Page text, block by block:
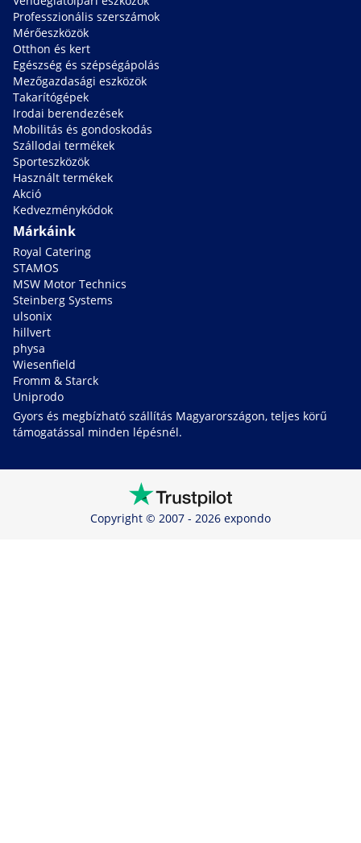
Professzionális szerszámok
Mérőeszközök
Otthon és kert
Egészség és szépségápolás
Mezőgazdasági eszközök
Takarítógépek
Irodai berendezések
Mobilitás és gondoskodás
Szállodai termékek
Sporteszközök
Használt termékek
Akció
Kedvezménykódok
Márkáink
Royal Catering
STAMOS
MSW Motor Technics
Steinberg Systems
ulsonix
hillvert
physa
Wiesenfield
Fromm & Starck
Uniprodo
Gyors és megbízható szállítás Magyarországon, teljes körű
támogatással minden lépésnél.
Copyright © 2007 - 2026 expondo